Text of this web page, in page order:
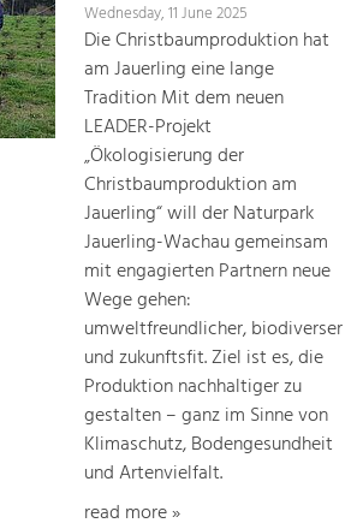
Education
Integration.
Public Transport and
Value Added.
Wednesday, 11 June 2025
Die Christbaumproduktion hat
am Jauerling eine lange
Tradition Mit dem neuen
LEADER-Projekt
„Ökologisierung der
Christbaumproduktion am
Jauerling“ will der Naturpark
Jauerling-Wachau gemeinsam
mit engagierten Partnern neue
Wege gehen:
umweltfreundlicher, biodiverser
und zukunftsfit. Ziel ist es, die
Produktion nachhaltiger zu
gestalten – ganz im Sinne von
Klimaschutz, Bodengesundheit
und Artenvielfalt.
read more »